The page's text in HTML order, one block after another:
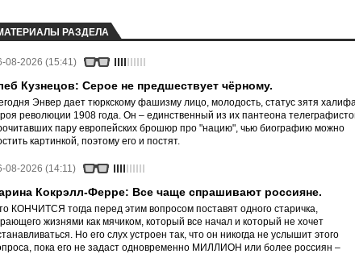
РАЗДЕЛА
08-2026 (15:41)
Кузнецов: Серое не предшествует чёрному.
Энвер дает тюркскому фашизму лицо, молодость, статус зятя
революции 1908 года. Он – единственный из их пантеона
пару европейских брошюр про "нацию", чью биографию можно
картинкой, поэтому его и постят.
08-2026 (14:11)
Кокрэлл-Ферре: Все чаще спрашивают россияне.
КОНЧИТСЯ тогда перед этим вопросом поставят одного старичка,
жизнями как мячиком, который все начал и который не хочет
Но его слух устроен так, что он никогда не услышит этого
пока его не задаст одновременно МИЛЛИОН или более россиян –